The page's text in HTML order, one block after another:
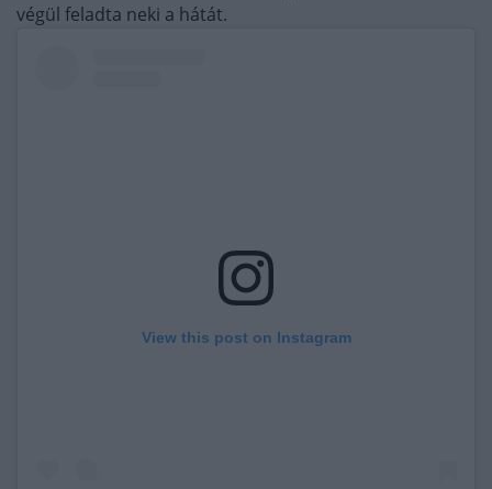
végül feladta neki a hátát.
View this post on Instagram